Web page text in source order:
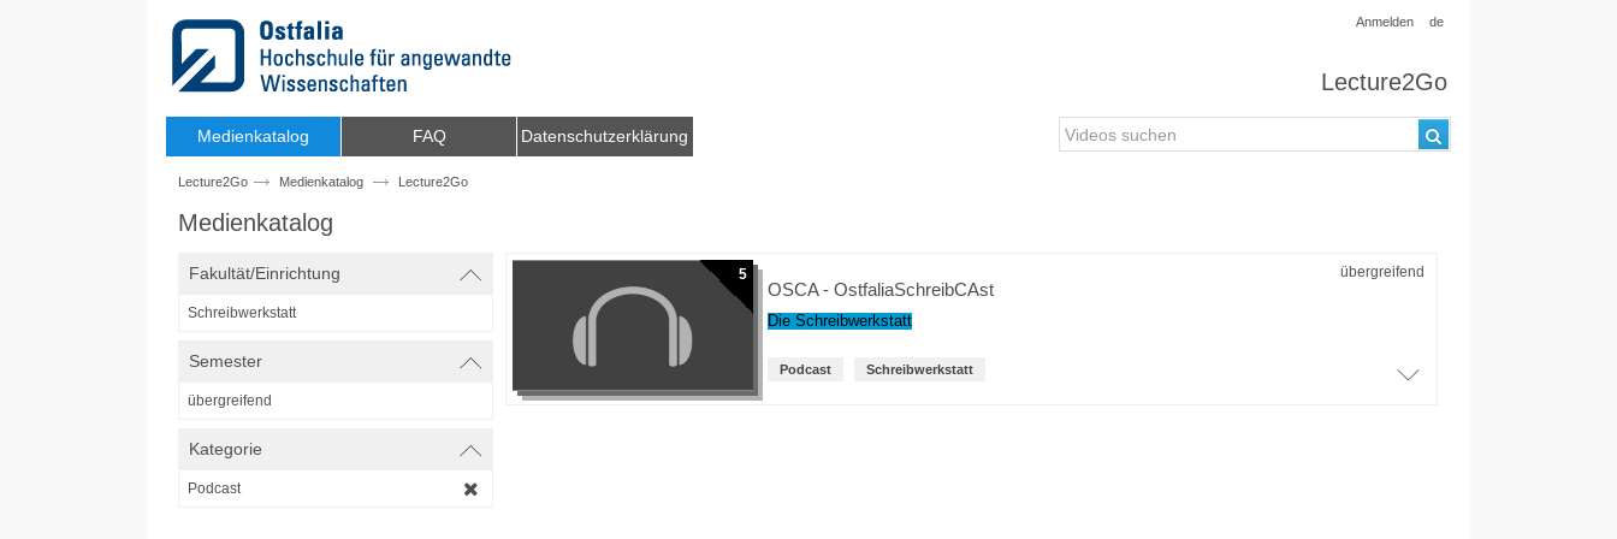
Anmelden de
Lecture2Go
Medienkatalog FAQ Datenschutzerklärung
Lecture2Go Medienkatalog Lecture2Go
Medienkatalog
Fakultät/Einrichtung
Schreibwerkstatt
Semester
übergreifend
Kategorie
Podcast
5 übergreifend
OSCA - OstfaliaSchreibCAst
Die Schreibwerkstatt
Podcast Schreibwerkstatt